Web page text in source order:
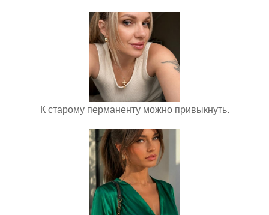
К старому перманенту можно привыкнуть.